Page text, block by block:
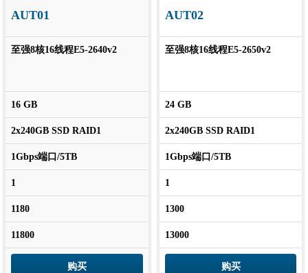
态
衡
AUT01
至强8核16线程E5-2640v2
16 GB
2x240GB SSD RAID1
1Gbps端口/5TB
1
1180
11800
购买
AUT02
至强8核16线程E5-2650v2
24 GB
2x240GB SSD RAID1
1Gbps端口/5TB
1
1300
13000
购买